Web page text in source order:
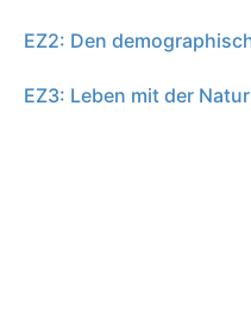
EZ2: Den
EZ3: Leben mit der